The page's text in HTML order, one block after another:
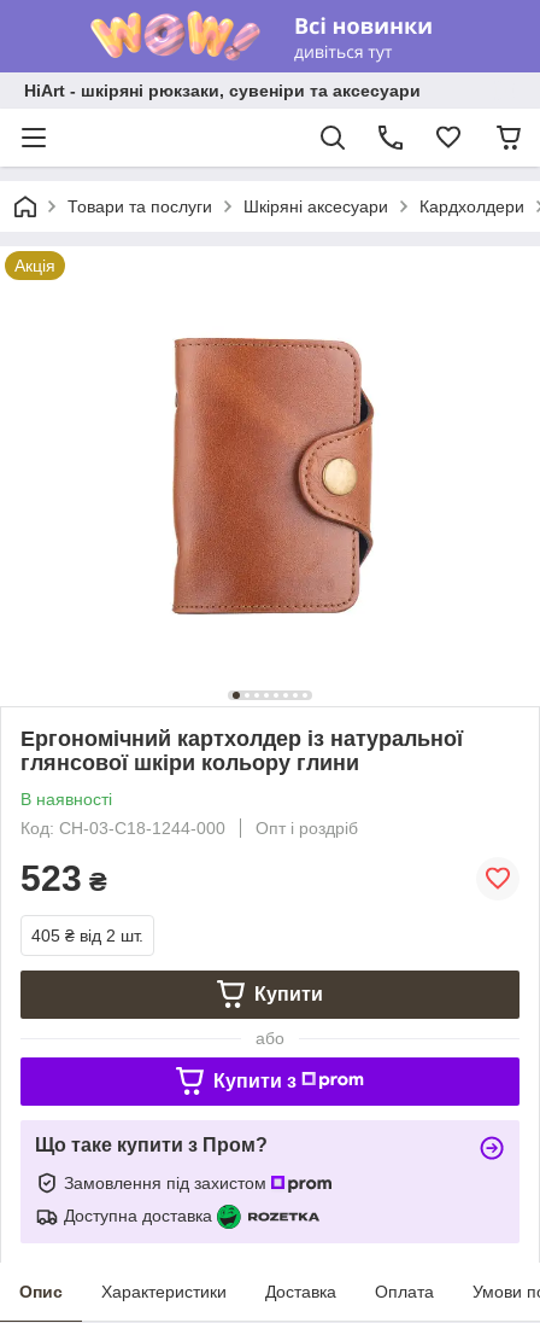
HiArt - шкіряні рюкзаки, сувеніри та аксесуари
Товари та послуги Шкіряні аксесуари Кардхолдери
Акція
Ергономічний картхолдер із натуральної
глянсової шкіри кольору глини
В наявності
Код: CH-03-C18-1244-000
Опт і роздріб
523 ₴
405 ₴ від 2 шт.
Купити
або
Купити з
Що таке купити з Пром?
Замовлення під захистом
Доступна доставка
Опис Характеристики Доставка Оплата Умови